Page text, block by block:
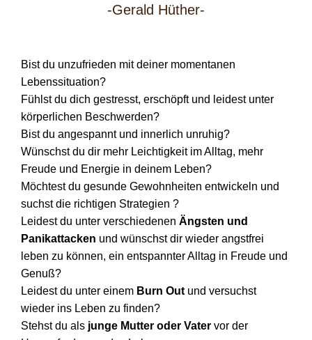
-Gerald Hüther-
Bist du unzufrieden mit deiner momentanen
Lebenssituation?
Fühlst du dich gestresst, erschöpft und leidest unter
körperlichen Beschwerden?
Bist du angespannt und innerlich unruhig?
Wünschst du dir mehr Leichtigkeit im Alltag, mehr
Freude und Energie in deinem Leben?
Möchtest du gesunde Gewohnheiten entwickeln und
suchst die richtigen Strategien ?
Leidest du unter verschiedenen Ängsten und
Panikattacken und wünschst dir wieder angstfrei
leben zu können, ein entspannter Alltag in Freude und
Genuß?
Leidest du unter einem Burn Outund versuchst
wieder ins Leben zu finden?
Stehst du als junge Mutter oder Vatervor der